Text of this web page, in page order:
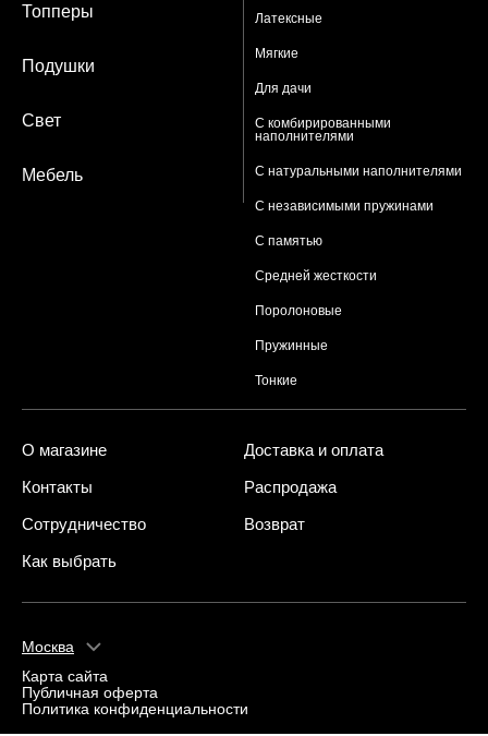
Латексные
Мягкие
Для дачи
С комбирированными
наполнителями
С натуральными наполнителями
С независимыми пружинами
С памятью
Средней жесткости
Поролоновые
Пружинные
Тонкие
Топперы
Подушки
Свет
Мебель
О магазине
Доставка и оплата
Контакты
Распродажа
Сотрудничество
Возврат
Как выбрать
Москва
Карта сайта
Публичная оферта
Политика конфиденциальности